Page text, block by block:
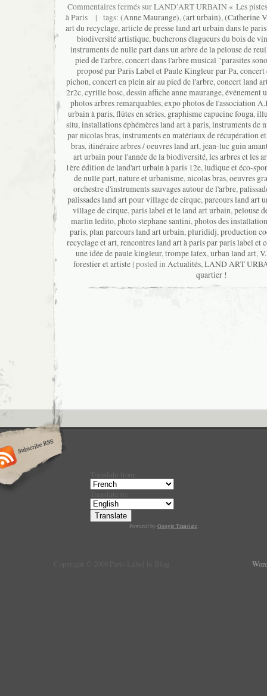
Commentaires ferméssur LAND’ART URBAIN « Les
à Paris | tags: (Anne Maurange),(art urbain),(Catherine
art du recyclage,article de presse land art urbain dans le
biodiversité artistique,bucherons élagueurs du bois de
instruments de nulle part dans un arbre de la pelouse de
pied de l'arbre,concert dans l'arbre musical "parasites
proposé par Paris Label et Paule Kingleur par Pa,concert
pichon,concert en plein air au pied de l'arbre,concert land
2r2c,cyrille bosc,dessin affiche anne maurange,événement
photos arbres remarquables,expo photos de l'association
urbain à paris,flûtes en séries, graphisme capucine fouga,
situ,installations éphémères land art à paris,instruments de
par nicolas bras,instruments en matériaux de récupération
bras,itinéraire arbres / oeuvres land art,jean-luc guin
art urbain pour l'année de la biodiversité,les arbres et les
1ère édition de land'art urbain à paris 12e,ludique et éco-
de nulle part,nature et urbanisme,nicolas bras,oeuvres
orchestre d'instruments sauvages autour de l'arbre,
palissades land art pour village de cirque,parcours land art
village de cirque,paris label et le land art urbain,pelouse
marlin ledito,photo stephane santini,photos des
paris,plan parcours land art urbain,plurididj,production
recyclage et art,rencontres land art à paris par paris label et
une idée de paule kingleur,trompe latex,urban land art,
forestier et artiste| posted inActualités,LAND ART
quartier !
Translate from:
Translate to:
Powered by Google Translate.